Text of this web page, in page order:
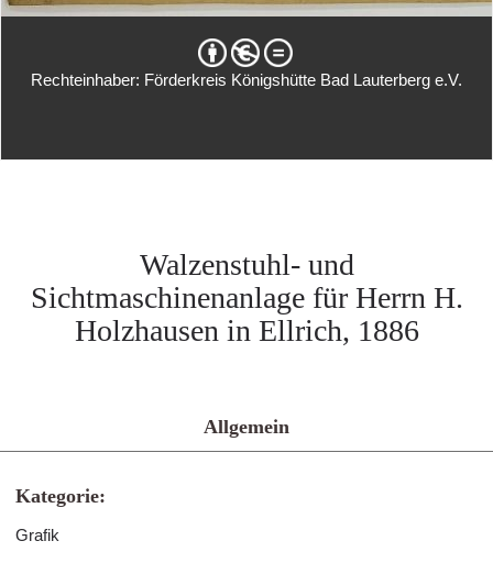
Rechteinhaber: Förderkreis Königshütte Bad Lauterberg e.V.
Walzenstuhl- und
Sichtmaschinenanlage für Herrn H.
Holzhausen in Ellrich, 1886
Allgemein
Kategorie:
Grafik